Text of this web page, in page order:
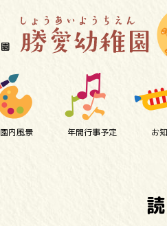
園内風景 年間行事予定 お